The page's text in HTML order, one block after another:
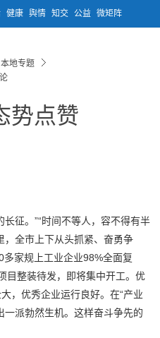
健康 舆情 知交 公益 微矩阵
本地专题
势点赞
征。”“时间不等人，容不得有半
，全市上下从头抓紧、奋勇争
家规上工业企业98%全面复
目整装待发，即将集中开工。优
，优秀企业运行良好。在“产业
一派勃然生机。这样奋斗争先的